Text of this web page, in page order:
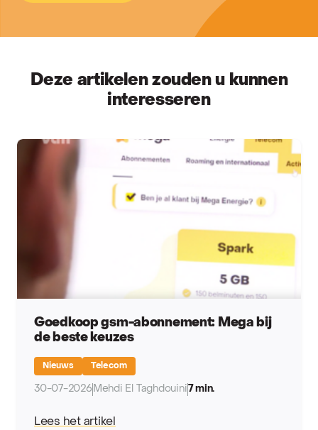
Deze artikelen zouden u kunnen
interesseren
Goedkoop gsm-abonnement: Mega bij
de beste keuzes
Nieuws Telecom
30-07-2026 Mehdi El Taghdouini 7 min.
Lees het artikel